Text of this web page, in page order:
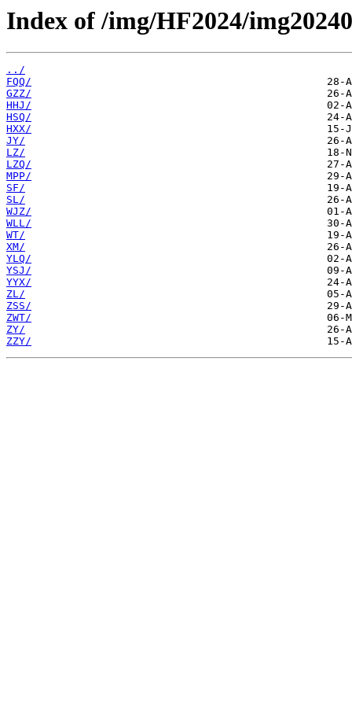
Index of /img/HF2024/
../
FQQ/
GZZ/
HHJ/
HSQ/
HXX/
JY/
LZ/
LZQ/
MPP/
SF/
SL/
WJZ/
WLL/
WT/
XM/
YLQ/
YSJ/
YYX/
ZL/
ZSS/
ZWT/
ZY/
ZZY/